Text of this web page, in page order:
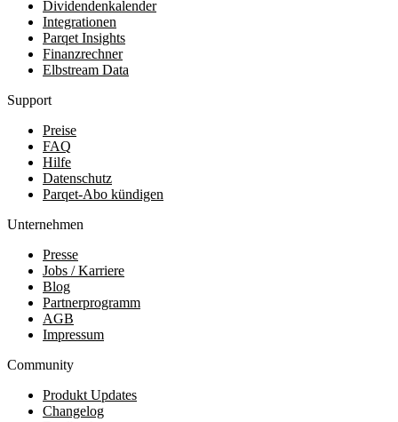
Dividendenkalender
Integrationen
Parqet Insights
Finanzrechner
Elbstream Data
Support
Preise
FAQ
Hilfe
Datenschutz
Parqet-Abo kündigen
Unternehmen
Presse
Jobs / Karriere
Blog
Partnerprogramm
AGB
Impressum
Community
Produkt Updates
Changelog